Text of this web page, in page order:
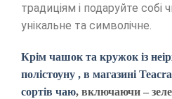
традиціям і подаруйте
унікальне та символічне.
Крім чашок та кружок із
полістоуну , в магазині
сортів чаю, включаючи –